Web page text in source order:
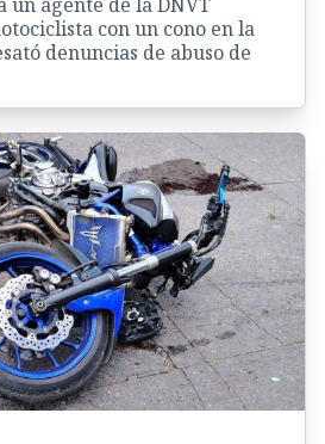
con un cono en la
denuncias de abuso de